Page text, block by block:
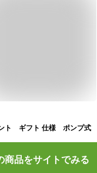
商品をサイトでみる